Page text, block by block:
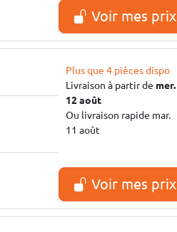
Voir mes prix
Plus que 4 pièces dispo
Livraison à partir de mer.
12 août
Ou livraison rapide mar.
11 août
Voir mes prix